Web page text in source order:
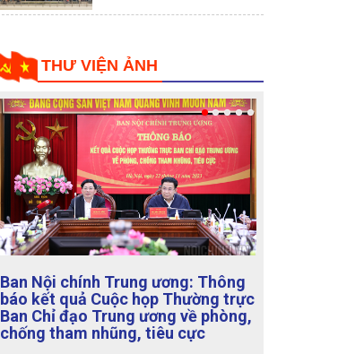
THƯ VIỆN ẢNH
Cuộc họp Thường trực Ban Chỉ đạo
Trung ương về phòng, chống tham
nhũng, tiêu cực
Sáng nay, ngày 22/11, đã diễn ra Cuộc họp